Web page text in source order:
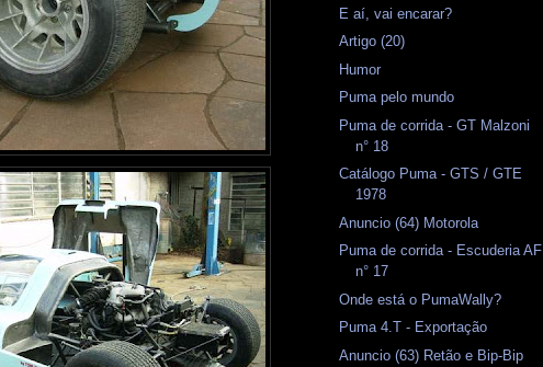
E aí, vai encarar?
Artigo (20)
Humor
Puma pelo mundo
Puma de corrida - GT Malzoni
n° 18
Catálogo Puma - GTS / GTE
1978
Anuncio (64) Motorola
Puma de corrida - Escuderia AF
n° 17
Onde está o PumaWally?
Puma 4.T - Exportação
Anuncio (63) Retão e Bip-Bip